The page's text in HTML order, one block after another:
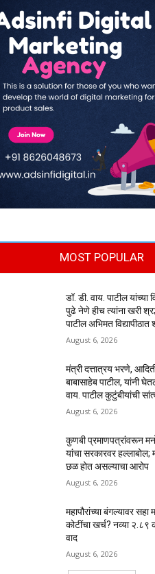
MOST POPULAR
डॉ. डी. वाय. पाटील यांच्या
पुढे नेणे हीच त्यांना खरी
पाटील अभिमत
August 6, 2026
मंत्री दत्तात्रय भरणे,
बाबासाहेब पाटील, यांनी
वाय. पाटील कुटुंबीयांची
August 6, 2026
कुणबी प्रमाणपत्रांवरून
यांचा सरकारवर हल्लाबोल;
छळ होत असल्याचा आरोप
August 6, 2026
महापौरांच्या बंगल्यावर सहा
कोटींचा खर्च? नव्या २.८९
वाद
August 6, 2026